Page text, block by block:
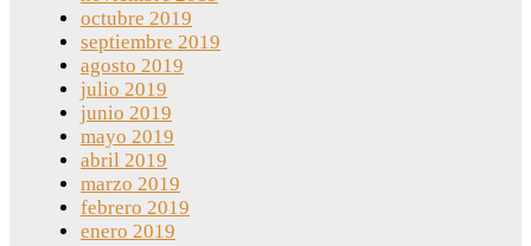
octubre 2019
septiembre 2019
agosto 2019
julio 2019
junio 2019
mayo 2019
abril 2019
marzo 2019
febrero 2019
enero 2019